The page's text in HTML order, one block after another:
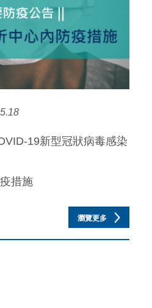
19新型冠狀病毒感染
措施
瀏覽更多